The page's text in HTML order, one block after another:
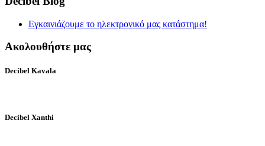
Εγκαινιάζουμε το ηλεκτρονικό μας κατάστημα!
Ακολουθήστε μας
Decibel Kavala
Decibel Xanthi